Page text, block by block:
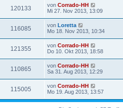
120133 von Corrado-HH
Mi 27. Nov 2013, 13:09
116085 von Loretta
Mo 18. Nov 2013, 10:34
121355 von Corrado-HH
Do 10. Okt 2013, 18:58
110865 von Corrado-HH
Sa 31. Aug 2013, 12:29
115005 von Corrado-HH
Mo 19. Aug 2013, 13:57